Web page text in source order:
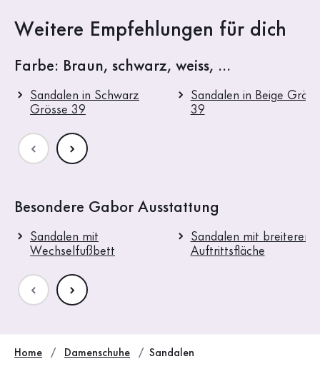
Weitere Empfehlungen für dich
Farbe: Braun, schwarz, weiss, ...
Sandalen in Schwarz
Grösse 39
Sandalen in Beige
39
Besondere Gabor Ausstattung
Sandalen mit
Wechselfußbett
Sandalen mit breiterer
Auftrittsfläche
Home Damenschuhe Sandalen